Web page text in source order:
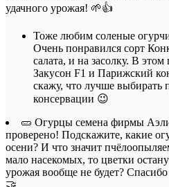
удачного урожая! 🌱👍
Тоже любим соленые
Очень понравился сорт
салата, и на засолку. В
Закусон F1 и Парижский
скажу, что лучше выбирать
консервации 😉
🥒 Огурцы семена фирмы
проверено! Подскажите, какие
осени? И что значит
мало насекомых, то цветки
урожая вообще не будет?
🤝